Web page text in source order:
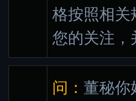
格按照相关
您的关注，
问： 董秘你